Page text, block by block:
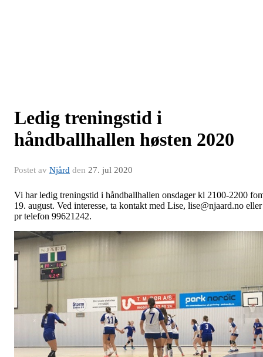
Ledig treningstid i
håndballhallen høsten 2020
Postet av Njård den 27. jul 2020
Vi har ledig treningstid i håndballhallen onsdager kl 2100-2200
19. august. Ved interesse, ta kontakt med Lise, lise@njaard.no eller
pr telefon 99621242.